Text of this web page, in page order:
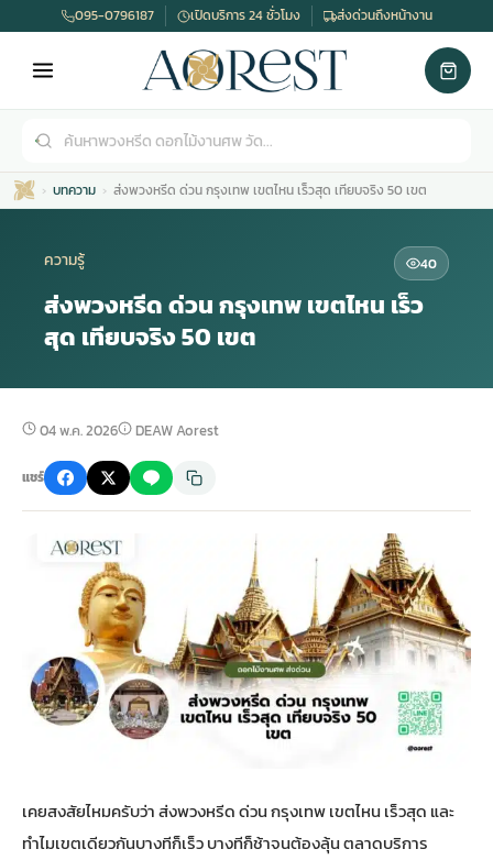
ดอกไม้หน้าศพ
จัดดอกไม้หน้าศพ
ดอกไม้หน้าหีบ
ดอกไม้หน้างานศพ
ดอกไม้หน้าโลง
พวงหรีด กรุงเทพ
สั่งพวงหรีด
ร้านพวงหรีด
ดอกไม้พวงหรีด
พวงหรีดปทุม
มรุสีขาว
ไม้หน้าเมรุ
กไม้หน้าเมรุ
น้าเมรุ ราคา
ไม้งานแต่ง
ไม้งานแต่ง ราคาถูก
ไม้งานแต่ง กรุงเทพ
อกไม้งานแต่ง
ดอกไม้งานแต่ง
พวงหรีดพัดลม
พวงหรีดพัดลม ราคาถูก
พวงหรีดพัดลม กรุงเทพ
พวงหรีดพัดลม ส่งด่วน
สั่งพวงหรีดพัดลม
รับจัดงานศพ
รับจัดงานศพ ครบวงจร
รับจัดงานศพ กรุงเทพ
แพ็คเกจจัดงานศพ
ค่าใช้จ่ายจัดงานศพ
095-0796187 เปิดบริการ 24 ชั่วโมง ส่งด่วนถึงหน้างาน
บทความ ส่งพวงหรีด ด่วน กรุงเทพ เขตไหน เร็วสุด เทียบจริง 50 เขต
ความรู้ 40
ส่งพวงหรีด ด่วน กรุงเทพ เขตไหน เร็ว
สุด เทียบจริง 50 เขต
04 พ.ค. 2026 DEAW Aorest
แชร์
เคยสงสัยไหมครับว่า ส่งพวงหรีด ด่วน กรุงเทพ เขตไหน เร็วสุด และ
ทำไมเขตเดียวกันบางทีก็เร็ว บางทีก็ช้าจนต้องลุ้น ตลาดบริการ